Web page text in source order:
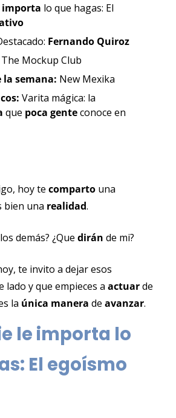
importa
Fernando Quiroz
The Mockup Club
la semana: New Mexika
que poca gente
hoy te comparto
bien una realidad.
los demás? ¿Que dirán de mi?
te invito a dejar esos
lado y que empieces a actuar de
la única manera de avanzar.
le importa lo
El egoísmo